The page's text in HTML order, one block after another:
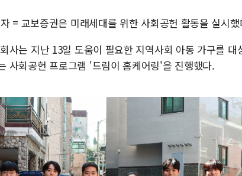
미 연준 매파 기세 꺾이나…
[종합] 이슬람 수니파 3국,
트럼프, 백신·자폐증 행정
이란 핵심 원유 수출항 '하
美 고용 쇼크에 엔화 장중
[AI MY 뉴스] 뉴욕 반도체
= 교보증권은 미래세대를 위한 사회공헌 활동을 실시
사는 지난 13일 도움이 필요한 지역사회 아동 가구를 대
사회공헌 프로그램 '드림이 홈케어링'을 진행했다.